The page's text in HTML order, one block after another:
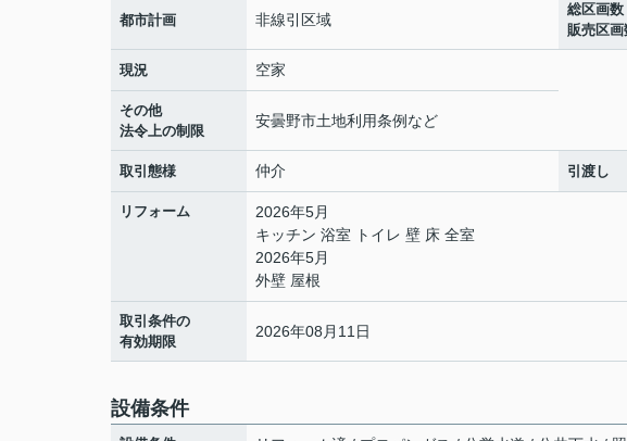
都市計画 非線引区域
総区画数
販売区画
現況 空家
その他
法令上の制限
安曇野市土地利用条例など
取引態様 仲介 引渡し
リフォーム
2026年5月
キッチン 浴室 トイレ 壁 床 全室
2026年5月
外壁 屋根
取引条件の
有効期限
2026年08月11日
設備条件